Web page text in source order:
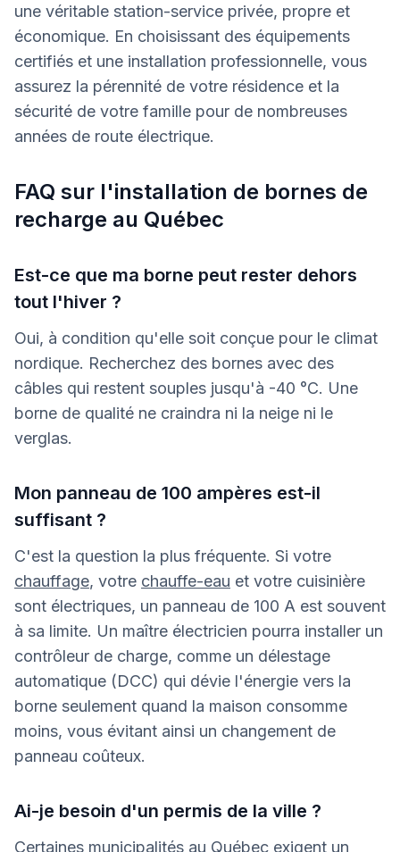
une véritable station-service privée, propre et
économique. En choisissant des équipements
certifiés et une installation professionnelle, vous
assurez la pérennité de votre résidence et la
sécurité de votre famille pour de nombreuses
années de route électrique.
FAQ sur l'installation de bornes de
recharge au Québec
Est-ce que ma borne peut rester dehors
tout l'hiver ?
Oui, à condition qu'elle soit conçue pour le climat
nordique. Recherchez des bornes avec des
câbles qui restent souples jusqu'à -40 °C. Une
borne de qualité ne craindra ni la neige ni le
verglas.
Mon panneau de 100 ampères est-il
suffisant ?
C'est la question la plus fréquente. Si votre
chauffage, votre chauffe-eau et votre cuisinière
sont électriques, un panneau de 100 A est souvent
à sa limite. Un maître électricien pourra installer un
contrôleur de charge, comme un délestage
automatique (DCC) qui dévie l'énergie vers la
borne seulement quand la maison consomme
moins, vous évitant ainsi un changement de
panneau coûteux.
Ai-je besoin d'un permis de la ville ?
Certaines municipalités au Québec exigent un